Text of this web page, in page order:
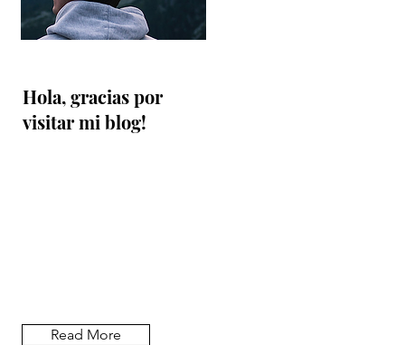
Hola, gracias por
visitar mi blog!
Read More